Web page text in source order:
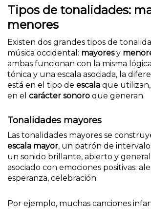
Tipos de tonalidades:
menores
Existen dos grandes tipos de
música occidental: mayoresy
ambas funcionan con la misma
tónica y una escala asociada, la
está en el tipo de escala que
en el carácter sonoro que generan.
Tonalidades mayores
Las tonalidades mayores se
escala mayor, un patrón de
un sonido brillante, abierto y
asociado con emociones positivas:
esperanza, celebración.
Por ejemplo, muchas canciones